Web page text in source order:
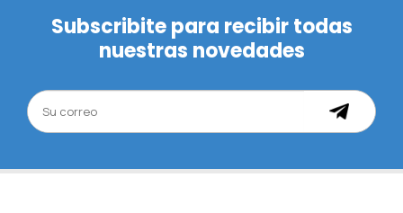
Subscribite para recibir todas
nuestras novedades